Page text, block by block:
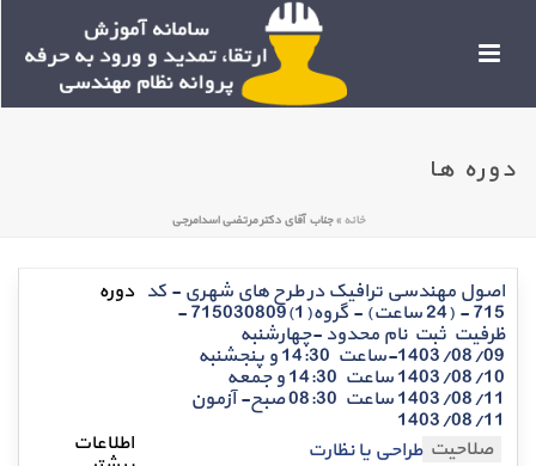
دوره ها
خانه »جناب آقای دکتر مرتضی اسدامرجی
اصول مهندسی ترافیک در طرح های شهری - کد
715 - (24 ساعت) - گروه(1)715030809 -
ظرفیت ثبت نام محدود -چهارشنبه
1403/08/09-ساعت 14:30 و پنجشنبه
1403/08/10 ساعت 14:30 و جمعه
1403/08/11 ساعت 08:30 صبح- آزمون
1403/08/11
صلاحیت طراحی یا نظارت